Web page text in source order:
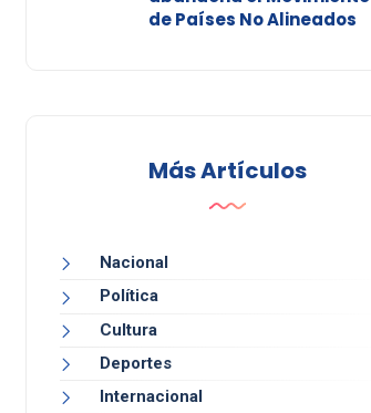
de Países No Alineados
Más Artículos
Nacional
Política
Cultura
Deportes
Internacional